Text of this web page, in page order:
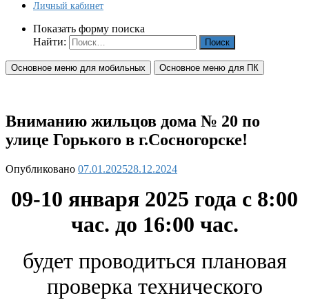
Личный кабинет
Показать форму поиска
Найти:
Основное меню для мобильных Основное меню для ПК
Вниманию жильцов дома № 20 по
улице Горького в г.Сосногорске!
Опубликовано 07.01.202528.12.2024
09-10 января 2025 года с 8:00
час. до 16:00 час.
будет проводиться плановая
проверка технического